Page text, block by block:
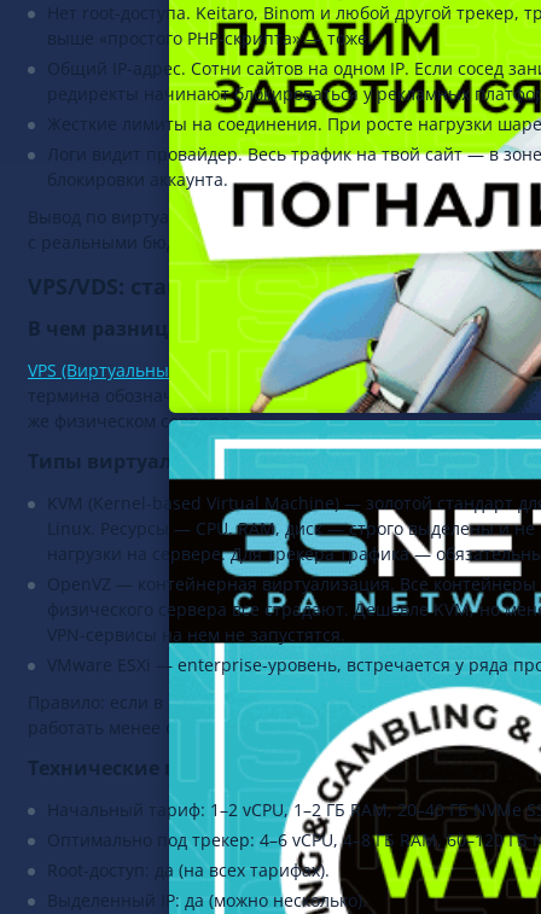
Нет root-доступа. Keitaro, Binom и любой другой трекер,
выше «простого PHP-скрипта» — тоже.
Общий IP-адрес. Сотни сайтов на одном IP. Если сосед
редиректы начинают блокироваться у рекламных
Жесткие лимиты на соединения. При росте нагрузки
Логи видит провайдер. Весь трафик на твой сайт — в
блокировки аккаунта.
Вывод по виртуальному хостингу: подходит только для
с реальными бюджетами в iGaming — не вариант.
VPS/VDS: стандарт для большинства задач
В чем разница между VPS и VDS
VPS (Виртуальный Частный Сервер)и VDS (Виртуальный
термина обозначают виртуальную машину с
же физическом сервере.
Типы виртуализации: что важно знать
KVM (Kernel-based Virtual Machine) — золотой стандарт
Linux. Ресурсы — CPU, RAM, диск — строго выделены и
нагрузки на сервере. Для трекера трафика —
OpenVZ — контейнерная виртуализация. Все
физического сервера все страдают. Дешевле KVM, но
VPN-сервисы на нем не запустятся.
VMware ESXi — enterprise-уровень, встречается у ряда
Правило: если в описании тарифа не написано «KVM» —
работать менее стабильно, чем KVM.
Технические параметры
Начальный тариф: 1–2 vCPU, 1–2 ГБ RAM, 20–40 ГБ NVMe
Оптимально под трекер: 4–6 vCPU, 4–8 ГБ RAM, 60–120
Root-доступ: да (на всех тарифах).
Выделенный IP: да (можно несколько).